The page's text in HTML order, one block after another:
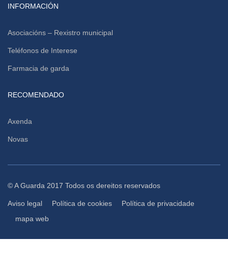
INFORMACIÓN
Asociacións – Rexistro municipal
Teléfonos de Interese
Farmacia de garda
RECOMENDADO
Axenda
Novas
© A Guarda 2017 Todos os dereitos reservados
Aviso legal Política de cookies
Política de privacidade
mapa web